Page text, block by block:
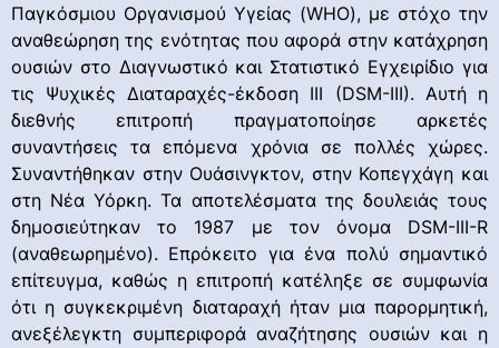
Παγκόσμιου Οργανισμού Υγείας (WHO), με στόχο την
αναθεώρηση της ενότητας που αφορά στην κατάχρηση
ουσιών στο Διαγνωστικό και Στατιστικό Εγχειρίδιο για
τις Ψυχικές Διαταραχές-έκδοση ΙΙΙ (DSM-ΙΙΙ). Αυτή η
διεθνής επιτροπή πραγματοποίησε αρκετές
συναντήσεις τα επόμενα χρόνια σε πολλές χώρες.
Συναντήθηκαν στην Ουάσινγκτον, στην Κοπεγχάγη και
στη Νέα Υόρκη. Τα αποτελέσματα της δουλειάς τους
δημοσιεύτηκαν το 1987 με τον όνομα DSM-III-R
(αναθεωρημένο). Επρόκειτο για ένα πολύ σημαντικό
επίτευγμα, καθώς η επιτροπή κατέληξε σε συμφωνία
ότι η συγκεκριμένη διαταραχή ήταν μια παρορμητική,
ανεξέλεγκτη συμπεριφορά αναζήτησης ουσιών και η